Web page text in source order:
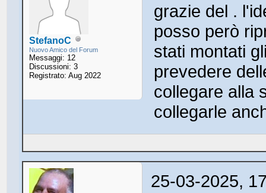
StefanoC
Nuovo Amico del Forum
Messaggi: 12
Discussioni: 3
Registrato: Aug 2022
grazie del .
posso però
stati montati
prevedere
collegare alla
collegarle
25-03-2025,